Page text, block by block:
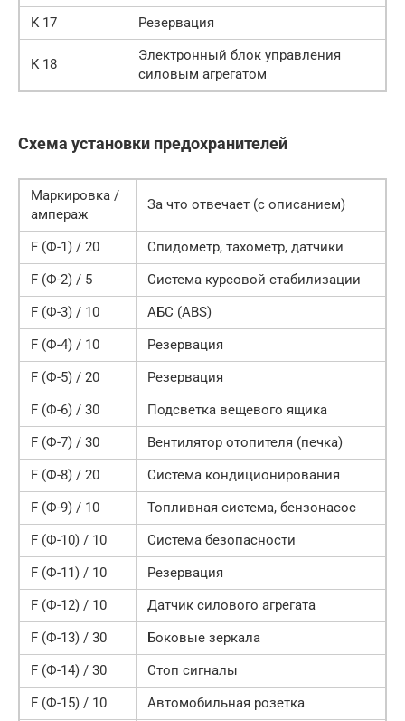
K 17
Резервация
K 18
Электронный блок управления
силовым агрегатом
Схема установки предохранителей
Маркировка /
ампераж
За что отвечает (с описанием)
F (Ф-1) / 20
Спидометр, тахометр, датчики
F (Ф-2) / 5
Система курсовой стабилизации
F (Ф-3) / 10
АБС (ABS)
F (Ф-4) / 10
Резервация
F (Ф-5) / 20
Резервация
F (Ф-6) / 30
Подсветка вещевого ящика
F (Ф-7) / 30
Вентилятор отопителя (печка)
F (Ф-8) / 20
Система кондиционирования
F (Ф-9) / 10
Топливная система, бензонасос
F (Ф-10) / 10
Система безопасности
F (Ф-11) / 10
Резервация
F (Ф-12) / 10
Датчик силового агрегата
F (Ф-13) / 30
Боковые зеркала
F (Ф-14) / 30
Стоп сигналы
F (Ф-15) / 10
Автомобильная розетка